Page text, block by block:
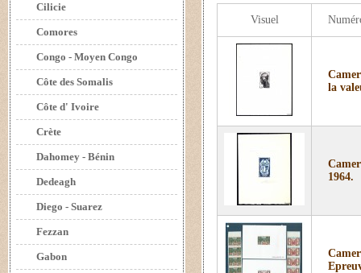
Cilicie
Comores
Congo - Moyen Congo
Côte des Somalis
Côte d' Ivoire
Crète
Dahomey - Bénin
Dedeagh
Diego - Suarez
Fezzan
Gabon
Visuel
la
1964.